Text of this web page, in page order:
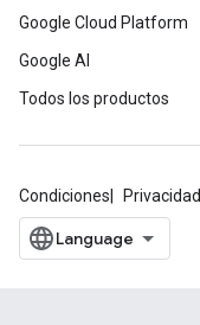
Google Cloud Platform
Google AI
Todos los productos
Condiciones Privacidad